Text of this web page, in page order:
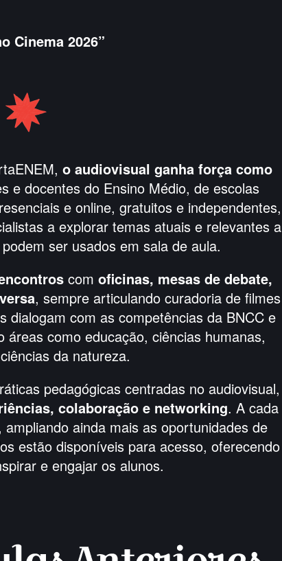
Cinema 2026”
o audiovisual ganha força como
e docentes do Ensino Médio, de escolas
e online, gratuitos e independentes,
a explorar temas atuais e relevantes a
ser usados em sala de aula.
com oficinas, mesas de debate,
, sempre articulando curadoria de filmes
dialogam com as competências da BNCC e
como educação, ciências humanas,
da natureza.
pedagógicas centradas no audiovisual,
colaboração e networking. A cada
ainda mais as oportunidades de
estão disponíveis para acesso, oferecendo
e engajar os alunos.